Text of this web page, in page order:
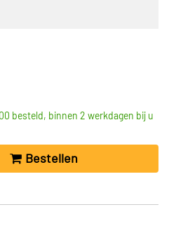
besteld, binnen 2 werkdagen bij u
Bestellen